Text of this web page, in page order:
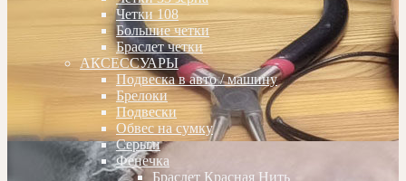
Четки 108
Большие четки
Браслет четки
АКСЕССУАРЫ
Подвеска в авто / машину
Брелоки
Подвески
Обвес на сумку
Серьги
Фенечка
Браслет Красная Нить